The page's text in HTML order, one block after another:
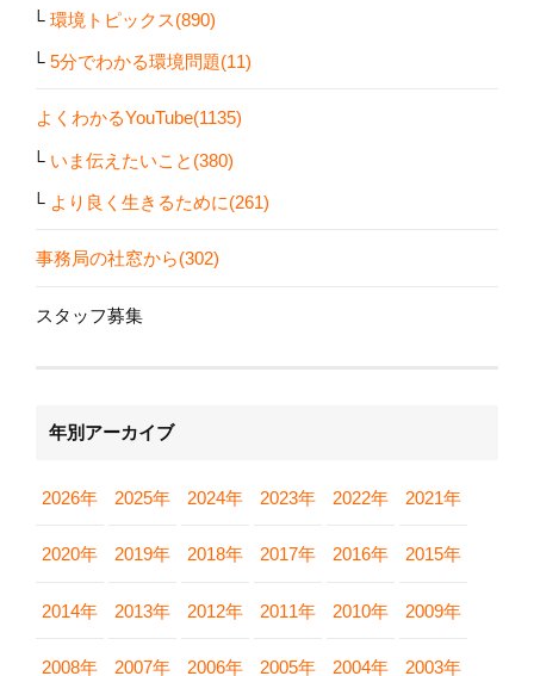
環境トピックス(890)
5分でわかる環境問題(11)
よくわかるYouTube(1135)
いま伝えたいこと(380)
より良く生きるために(261)
事務局の社窓から(302)
スタッフ募集
年別アーカイブ
2026年 2025年 2024年 2023年 2022年 2021年
2020年 2019年 2018年 2017年 2016年 2015年
2014年 2013年 2012年 2011年 2010年 2009年
2008年 2007年 2006年 2005年 2004年 2003年